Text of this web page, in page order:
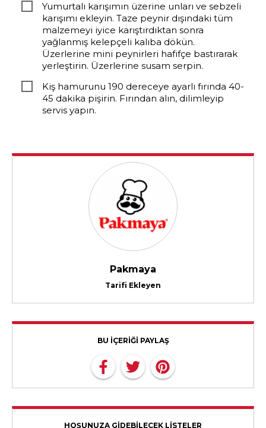
Yumurtalı karışımın üzerine unları ve sebzeli
karışımı ekleyin. Taze peynir dışındaki tüm
malzemeyi iyice karıştırdıktan sonra
yağlanmış kelepçeli kalıba dökün.
Üzerlerine mini peynirleri hafifçe bastırarak
yerleştirin. Üzerlerine susam serpin.
Kiş hamurunu 190 dereceye ayarlı fırında 40-
45 dakika pişirin. Fırından alın, dilimleyip
servis yapın.
Pakmaya
Tarifi Ekleyen
BU İÇERİĞİ PAYLAŞ
HOŞUNUZA GİDEBİLECEK LİSTELER